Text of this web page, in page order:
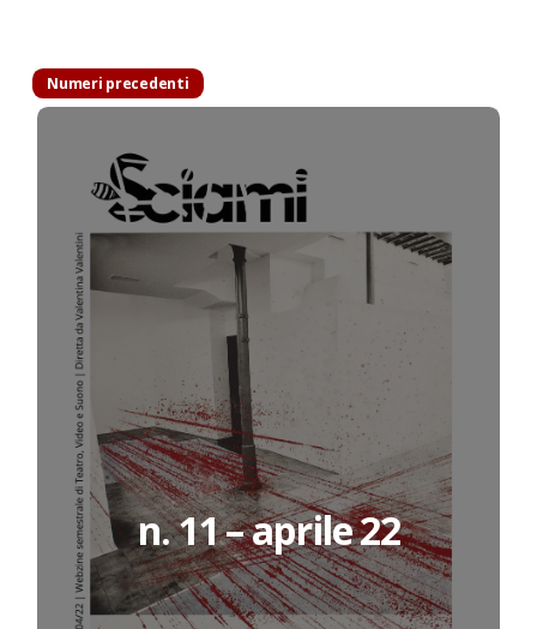
Numeri precedenti
n. 11 – aprile 22